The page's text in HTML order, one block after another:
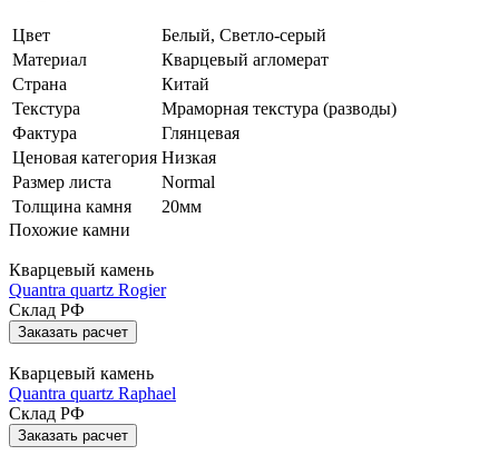
Цвет
Белый, Светло-серый
Материал
Кварцевый агломерат
Страна
Китай
Текстура
Мраморная текстура (разводы)
Фактура
Глянцевая
Ценовая категория Низкая
Размер листа
Normal
Толщина камня
20мм
Похожие камни
Кварцевый камень
Quantra quartz Rogier
Склад РФ
Заказать расчет
Кварцевый камень
Quantra quartz Raphael
Склад РФ
Заказать расчет